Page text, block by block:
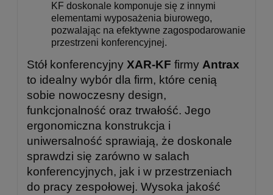
KF doskonale komponuje się z innymi
elementami wyposażenia biurowego,
pozwalając na efektywne zagospodarowanie
przestrzeni konferencyjnej.
Stół konferencyjny XAR-KF firmy Antrax
to idealny wybór dla firm, które cenią
sobie nowoczesny design,
funkcjonalność oraz trwałość. Jego
ergonomiczna konstrukcja i
uniwersalność sprawiają, że doskonale
sprawdzi się zarówno w salach
konferencyjnych, jak i w przestrzeniach
do pracy zespołowej. Wysoka jakość